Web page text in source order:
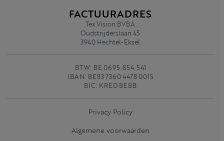
FACTUURADRES
Tex.Vision BVBA
Oudstrijderslaan 45
3940 Hechtel-Eksel
BTW: BE 0695.854.541
IBAN: BE83 7360 4478 0015
BIC: KRED BEBB
Privacy Policy
Algemene voorwaarden